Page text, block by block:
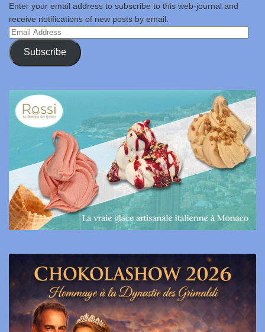
Enter your email address to subscribe to this web-journal and
receive notifications of new posts by email.
Email
Address
Subscribe